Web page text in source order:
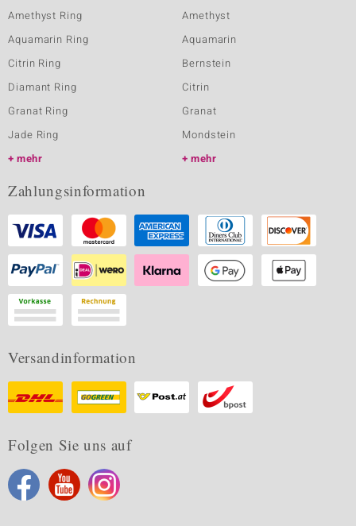
Amethyst Ring
Aquamarin Ring
Citrin Ring
Diamant Ring
Granat Ring
Jade Ring
mehr
Amethyst
Aquamarin
Bernstein
Citrin
Granat
Mondstein
mehr
Zahlungsinformation
Versandinformation
Folgen Sie uns auf